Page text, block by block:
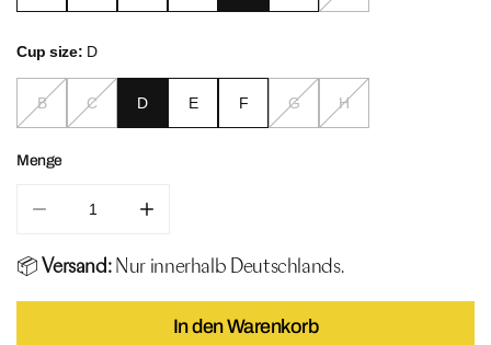
Cup size: D
B C D E F G H
Menge
📦 Versand:Nur innerhalb Deutschlands.
In den Warenkorb